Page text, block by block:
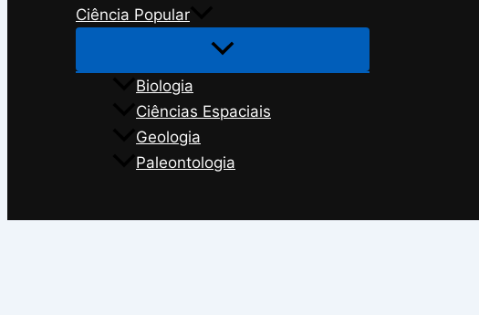
Ciência Popular
Biologia
Ciências Espaciais
Geologia
Paleontologia